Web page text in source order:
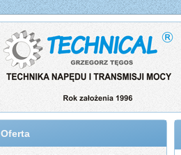
Oferta